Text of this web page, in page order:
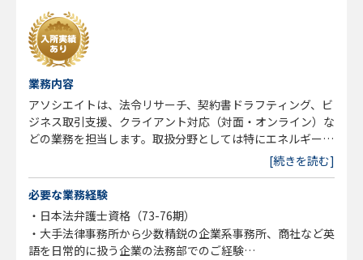
業務内容
アソシエイトは、法令リサーチ、契約書ドラフティング、ビ
ジネス取引支援、クライアント対応（対面・オンライン）な
どの業務を担当します。取扱分野としては特にエネルギー、
テクノロジー、コーポレートなどの分野が多くなりますが、
それ以外の幅広い分野の国際案件に携わることが可能です。
[続きを読む]
必要な業務経験
・日本法弁護士資格（73-76期）
・大手法律事務所から少数精鋭の企業系事務所、商社など英
語を日常的に扱う企業の法務部でのご経験